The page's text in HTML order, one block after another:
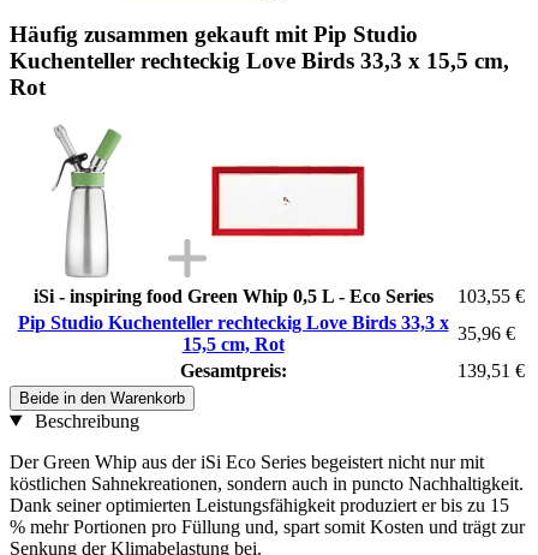
Häufig zusammen gekauft mit Pip Studio
Kuchenteller rechteckig Love Birds 33,3 x 15,5 cm,
Rot
iSi - inspiring food Green Whip 0,5 L - Eco Series
103,55 €
Pip Studio Kuchenteller rechteckig Love Birds 33,3 x
15,5 cm, Rot
35,96 €
Gesamtpreis:
139,51 €
Beide in den Warenkorb
Beschreibung
Der Green Whip aus der iSi Eco Series begeistert nicht nur mit
köstlichen Sahnekreationen, sondern auch in puncto Nachhaltigkeit.
Dank seiner optimierten Leistungsfähigkeit produziert er bis zu 15
% mehr Portionen pro Füllung und, spart somit Kosten und trägt zur
Senkung der Klimabelastung bei.